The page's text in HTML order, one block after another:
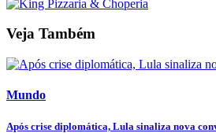
Veja Também
Mundo
Após crise diplomática, Lula sinaliza nova